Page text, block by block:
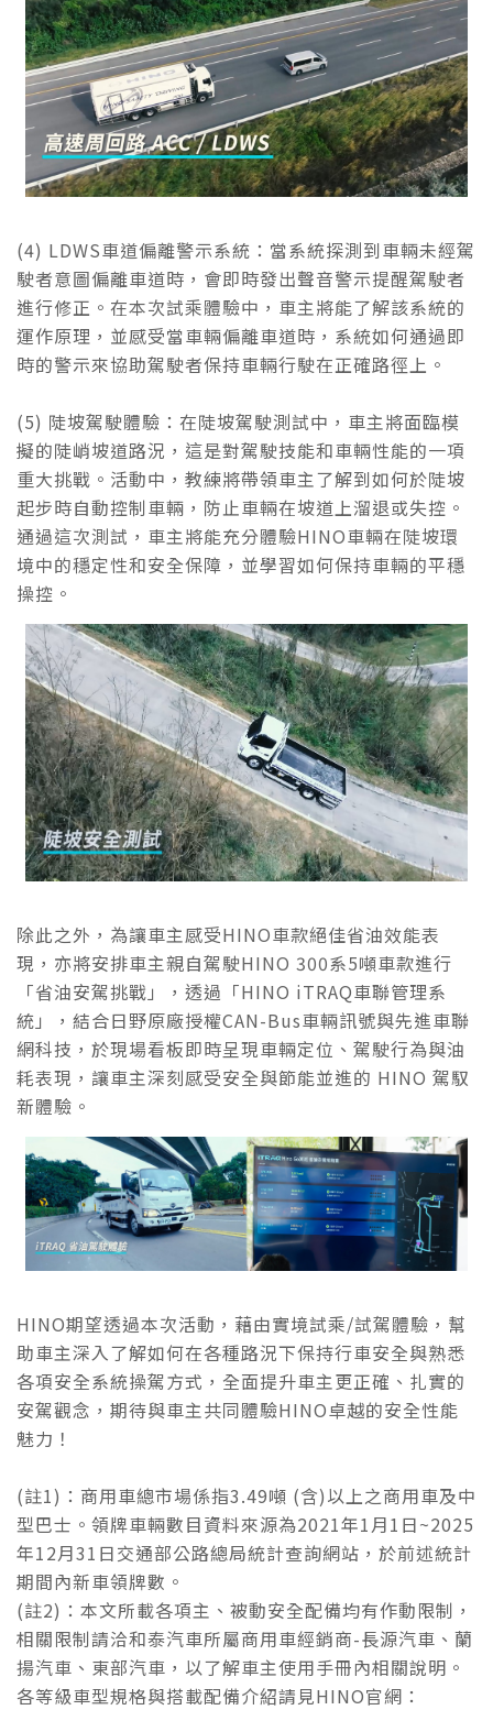
(4) LDWS車道偏離警示系統：當系統探測到車輛未經駕
駛者意圖偏離車道時，會即時發出聲音警示提醒駕駛者
進行修正。在本次試乘體驗中，車主將能了解該系統的
運作原理，並感受當車輛偏離車道時，系統如何通過即
時的警示來協助駕駛者保持車輛行駛在正確路徑上。
(5) 陡坡駕駛體驗：在陡坡駕駛測試中，車主將面臨模
擬的陡峭坡道路況，這是對駕駛技能和車輛性能的一項
重大挑戰。活動中，教練將帶領車主了解到如何於陡坡
起步時自動控制車輛，防止車輛在坡道上溜退或失控。
通過這次測試，車主將能充分體驗HINO車輛在陡坡環
境中的穩定性和安全保障，並學習如何保持車輛的平穩
操控。
除此之外，為讓車主感受HINO車款絕佳省油效能表
現，亦將安排車主親自駕駛HINO 300系5噸車款進行
「省油安駕挑戰」，透過「HINO iTRAQ車聯管理系
統」，結合日野原廠授權CAN-Bus車輛訊號與先進車聯
網科技，於現場看板即時呈現車輛定位、駕駛行為與油
耗表現，讓車主深刻感受安全與節能並進的 HINO 駕馭
新體驗。
HINO期望透過本次活動，藉由實境試乘/試駕體驗，幫
助車主深入了解如何在各種路況下保持行車安全與熟悉
各項安全系統操駕方式，全面提升車主更正確、扎實的
安駕觀念，期待與車主共同體驗HINO卓越的安全性能
魅力！
(註1)：商用車總市場係指3.49噸 (含)以上之商用車及中
型巴士。領牌車輛數目資料來源為2021年1月1日~2025
年12月31日交通部公路總局統計查詢網站，於前述統計
期間內新車領牌數。
(註2)：本文所載各項主、被動安全配備均有作動限制，
相關限制請洽和泰汽車所屬商用車經銷商-長源汽車、蘭
揚汽車、東部汽車，以了解車主使用手冊內相關說明。
各等級車型規格與搭載配備介紹請見HINO官網：